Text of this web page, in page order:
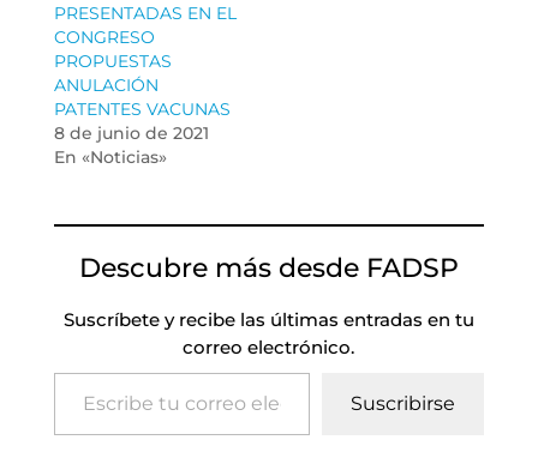
PRESENTADAS EN EL
CONGRESO
PROPUESTAS
ANULACIÓN
PATENTES VACUNAS
8 de junio de 2021
En «Noticias»
Descubre más desde FADSP
Suscríbete y recibe las últimas entradas en tu
correo electrónico.
Escribe tu correo electrónico…
Suscribirse